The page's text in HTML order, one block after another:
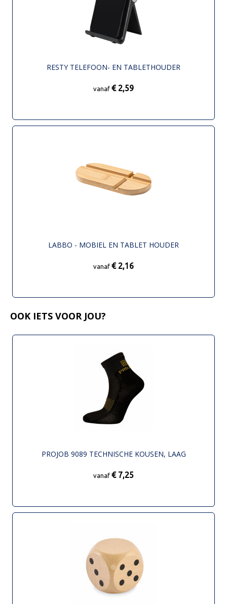
RESTY TELEFOON- EN TABLETHOUDER
vanaf € 2,59
LABBO - MOBIEL EN TABLET HOUDER
vanaf € 2,16
OOK IETS VOOR JOU?
PROJOB 9089 TECHNISCHE KOUSEN, LAAG
vanaf € 7,25